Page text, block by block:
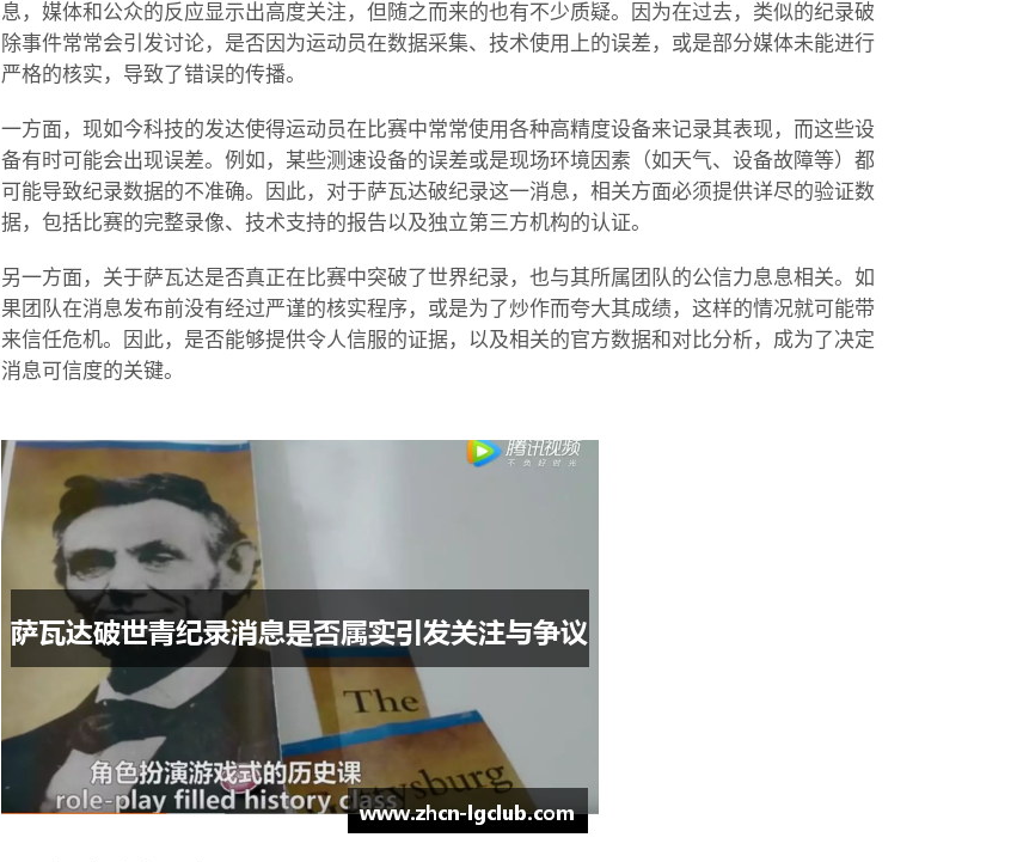
息，媒体和公众的反应显示出高度关注，但随之而来的也有不少质疑。因为在过去，类似的纪录破
除事件常常会引发讨论，是否因为运动员在数据采集、技术使用上的误差，或是部分媒体未能进行
严格的核实，导致了错误的传播。
一方面，现如今科技的发达使得运动员在比赛中常常使用各种高精度设备来记录其表现，而这些设
备有时可能会出现误差。例如，某些测速设备的误差或是现场环境因素（如天气、设备故障等）都
可能导致纪录数据的不准确。因此，对于萨瓦达破纪录这一消息，相关方面必须提供详尽的验证数
据，包括比赛的完整录像、技术支持的报告以及独立第三方机构的认证。
另一方面，关于萨瓦达是否真正在比赛中突破了世界纪录，也与其所属团队的公信力息息相关。如
果团队在消息发布前没有经过严谨的核实程序，或是为了炒作而夸大其成绩，这样的情况就可能带
来信任危机。因此，是否能够提供令人信服的证据，以及相关的官方数据和对比分析，成为了决定
消息可信度的关键。